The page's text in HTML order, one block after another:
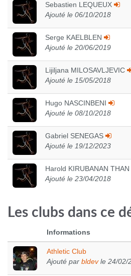
Sebastien LEQUEUX
Ajouté le 06/10/2018
Serge KAELBLEN
Ajouté le 20/06/2019
Lijiljana MILOSAVLJEVIC
Ajouté le 15/05/2018
Hugo NASCINBENI
Ajouté le 08/10/2018
Gabriel SENEGAS
Ajouté le 19/12/2023
Harold KIRUBANAN THAN
Ajouté le 23/04/2018
Les clubs dans ce
Informations
Athletic Club
Ajouté par bldevle 24/02/